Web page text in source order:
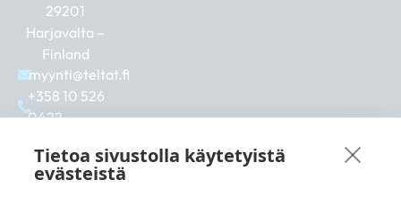
29201
Harjavalta –
Finland
myynti@teltat.fi
+358 10 526
0422
a
c
n
s
i
n
Tietoa sivustolla käytetyistä
evästeistä